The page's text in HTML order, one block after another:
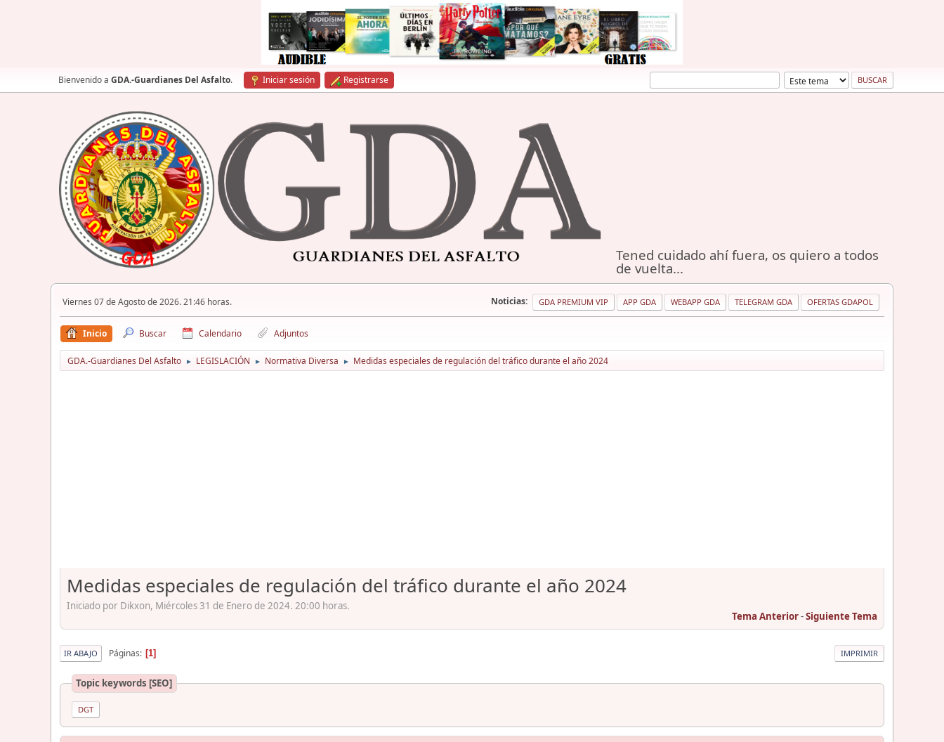
Bienvenido a GDA.-Guardianes Del Asfalto. Iniciar sesión Registrarse
Tened cuidado ahí fuera, os quiero a todos
de vuelta...
Viernes 07 de Agosto de 2026. 21:46 horas. Noticias: GDA PREMIUM VIP APP GDA WEBAPP GDA TELEGRAM GDA OFERTAS GDAPOL
Inicio Buscar Calendario Adjuntos
GDA.-Guardianes Del Asfalto ► LEGISLACIÓN ► Normativa Diversa ► Medidas especiales de regulación del tráfico durante el año 2024
Medidas especiales de regulación del tráfico durante el año 2024
Iniciado por Dikxon, Miércoles 31 de Enero de 2024. 20:00 horas.
Tema Anterior-Siguiente Tema
IMPRIMIR
IR ABAJO Páginas 1
Topic keywords [SEO]
DGT